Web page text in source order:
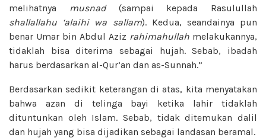
melihatnya
musnad(sampai kepada Rasulullah
shallallahu ‘alaihi wa sallam). Kedua, seandainya pun
benar Umar bin Abdul Aziz rahimahullah melakukannya,
tidaklah bisa diterima sebagai hujah. Sebab, ibadah
harus berdasarkan al-Qur’an dan as-Sunnah.”
Berdasarkan sedikit keterangan di atas, kita menyatakan
bahwa azan di telinga bayi ketika lahir tidaklah
dituntunkan oleh Islam. Sebab, tidak ditemukan dalil
dan hujah yang bisa dijadikan sebagai landasan beramal.